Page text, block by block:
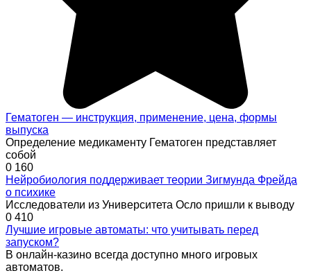
Гематоген — инструкция, применение, цена, формы
выпуска
Определение медикаменту Гематоген представляет
собой
0 160
Нейробиология поддерживает теории Зигмунда Фрейда
о психике
Исследователи из Университета Осло пришли к выводу
0 410
Лучшие игровые автоматы: что учитывать перед
запуском?
В онлайн-казино всегда доступно много игровых
автоматов.